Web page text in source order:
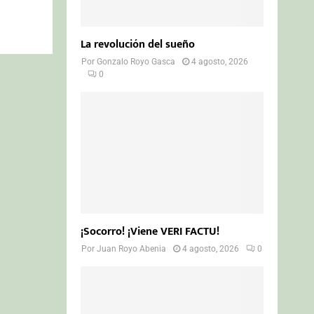
La revolución del sueño
PorGonzalo Royo Gasca
4 agosto, 2026
0
¡Socorro! ¡Viene VERI FACTU!
PorJuan Royo Abenia 4 agosto, 2026 0